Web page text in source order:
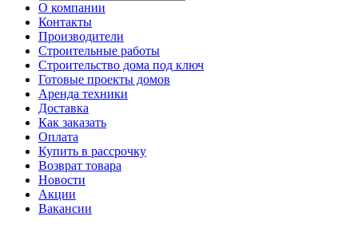
О компании
Контакты
Производители
Строительные работы
Строительство дома под ключ
Готовые проекты домов
Аренда техники
Доставка
Как заказать
Оплата
Купить в рассрочку
Возврат товара
Новости
Акции
Вакансии